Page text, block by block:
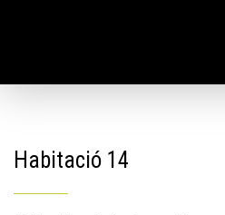
Habitació 14